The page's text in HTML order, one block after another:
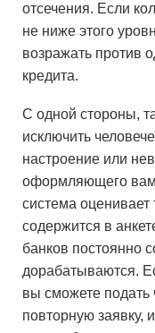
отсечения. Если
не ниже этого
возражать против
кредита.
С одной стороны,
исключить
настроение или
оформляющего вам
система
содержится в
банков постоянно
дорабатываются.
вы сможете подать
повторную заявку,